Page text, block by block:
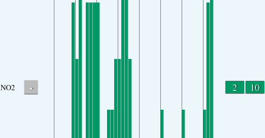
NO2 - 2 10